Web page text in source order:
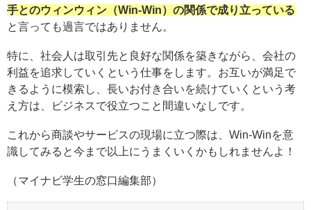
手とのウィンウィン（Win-Win）の関係で成り立っている
と言っても過言ではありません。
特に、社会人は取引先と良好な関係を築きながら、会社の
利益を追求していくという仕事をします。お互いが満足で
きるように模索し、長いお付き合いを続けていくという考
え方は、ビジネスで役立つこと間違いなしです。
これから商談やサービスの現場に立つ際は、Win-Winを意
識してみると今まで以上にうまくいくかもしれませんよ！
（マイナビ学生の窓口編集部）